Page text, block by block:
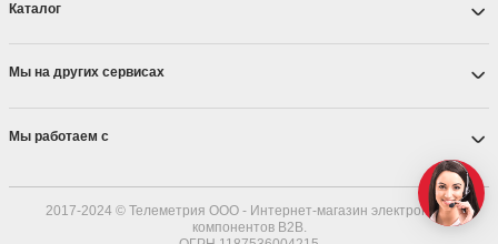
Каталог
Мы на других сервисах
Мы работаем с
2017-2024 © Телеметрия ООО - Интернет-магазин электронных
компонентов B2B.